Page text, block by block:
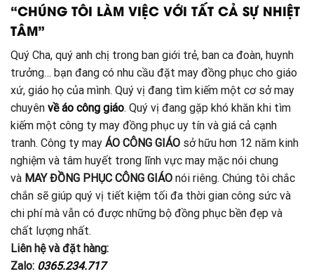
“CHÚNG TÔI LÀM VIỆC VỚI TẤT CẢ SỰ NHIỆT
TÂM”
Quý Cha, quý anh chị trong ban giới trẻ, ban ca đoàn, huynh
trưởng… bạn đang có nhu cầu đặt may đồng phục cho giáo
xứ, giáo họ của mình. Quý vị đang tìm kiếm một cơ sở may
chuyên về áo công giáo. Quý vị đang gặp khó khăn khi tìm
kiếm một công ty may đồng phục uy tín và giá cả cạnh
tranh. Công ty may ÁO CÔNG GIÁO sở hữu hơn 12 năm kinh
nghiệm và tâm huyết trong lĩnh vực may mặc nói chung
và MAY ĐỒNG PHỤC CÔNG GIÁO nói riêng. Chúng tôi chắc
chắn sẽ giúp quý vị tiết kiệm tối đa thời gian công sức và
chi phí mà vẫn có được những bộ đồng phục bền đẹp và
chất lượng nhất.
Liên hệ và đặt hàng:
Zalo: 0365.234.717